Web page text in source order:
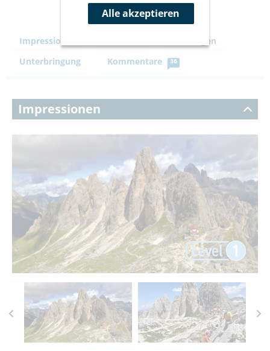
Impressionen
Leistungen
Unterbringung
Kommentare 36
Impressionen
Alle akzeptieren